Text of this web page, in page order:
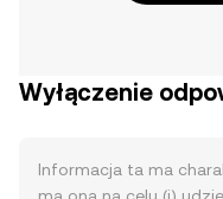
Wyłączenie
Informacja ta ma